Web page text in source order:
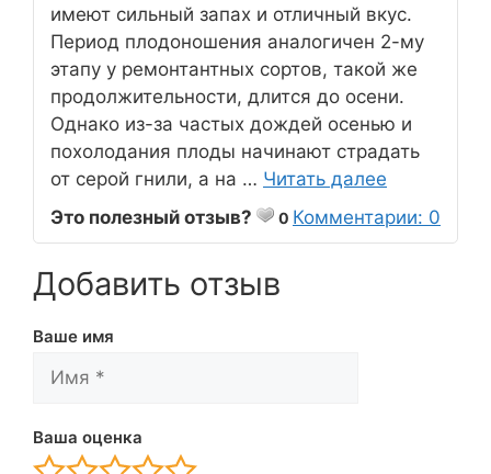
имеют сильный запах и отличный вкус.
Период плодоношения аналогичен 2-му
этапу у ремонтантных сортов, такой же
продолжительности, длится до осени.
Однако из-за частых дождей осенью и
похолодания плоды начинают страдать
от серой гнили, а на … Читать далее
Это полезный отзыв?
0 Комментарии: 0
Добавить отзыв
Ваше имя
Ваша оценка